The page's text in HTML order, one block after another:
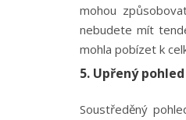
mohou
nebudete mít
mohla pobízet k
5. Upřený pohled
Soustředěný